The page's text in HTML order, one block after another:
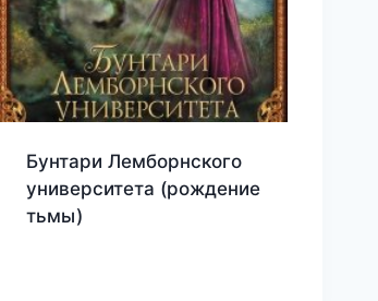
Бунтари Лемборнского
университета (рождение
тьмы)